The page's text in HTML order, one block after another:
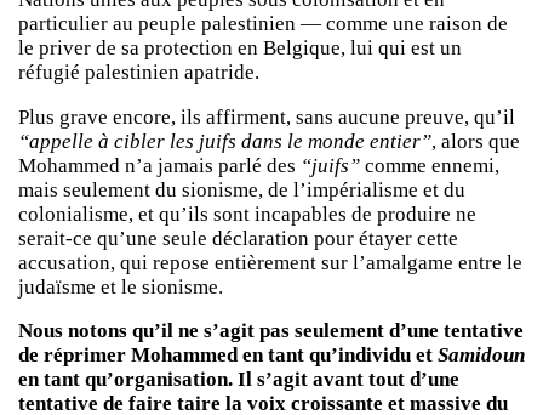
particulier au peuple palestinien — comme une raison de
le priver de sa protection en Belgique, lui qui est un
réfugié palestinien apatride.
Plus grave encore, ils affirment, sans aucune preuve, qu’il
“appelle à cibler les juifs dans le monde entier”, alors que
Mohammed n’a jamais parlé des “juifs” comme ennemi,
mais seulement du sionisme, de l’impérialisme et du
colonialisme, et qu’ils sont incapables de produire ne
serait-ce qu’une seule déclaration pour étayer cette
accusation, qui repose entièrement sur l’amalgame entre le
judaïsme et le sionisme.
Nous notons qu’il ne s’agit pas seulement d’une tentative
de réprimer Mohammed en tant qu’individu et Samidoun
en tant qu’organisation. Il s’agit avant tout d’une
tentative de faire taire la voix croissante et massive du